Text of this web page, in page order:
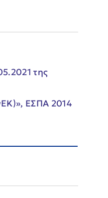
της
ΕΣΠΑ 2014